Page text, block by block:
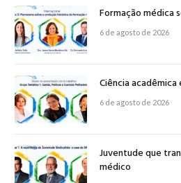
Formação médica
6 de agosto de 2026
Ciência
6 de agosto de 2026
Juventude que
médico